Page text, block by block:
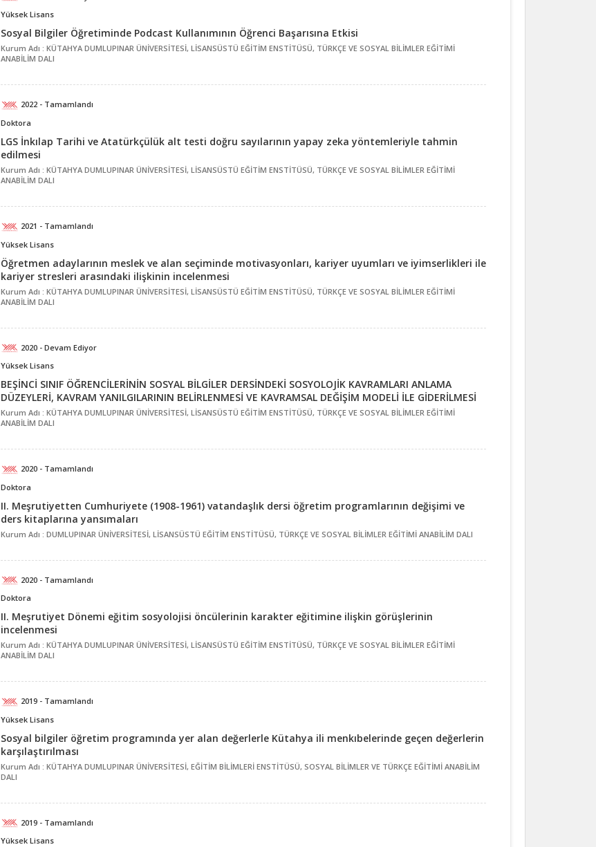
Yüksek Lisans
Sosyal Bilgiler Öğretiminde Podcast Kullanımının Öğrenci Başarısına Etkisi
Kurum Adı : KÜTAHYA DUMLUPINAR ÜNİVERSİTESİ, LİSANSÜSTÜ EĞİTİM ENSTİTÜSÜ, TÜRKÇE VE SOSYAL BİLİMLER EĞİTİMİ
ANABİLİM DALI
2022 - Tamamlandı
Doktora
LGS İnkılap Tarihi ve Atatürkçülük alt testi doğru sayılarının yapay zeka yöntemleriyle tahmin
edilmesi
Kurum Adı : KÜTAHYA DUMLUPINAR ÜNİVERSİTESİ, LİSANSÜSTÜ EĞİTİM ENSTİTÜSÜ, TÜRKÇE VE SOSYAL BİLİMLER EĞİTİMİ
ANABİLİM DALI
2021 - Tamamlandı
Yüksek Lisans
Öğretmen adaylarının meslek ve alan seçiminde motivasyonları, kariyer uyumları ve iyimserlikleri ile
kariyer stresleri arasındaki ilişkinin incelenmesi
Kurum Adı : KÜTAHYA DUMLUPINAR ÜNİVERSİTESİ, LİSANSÜSTÜ EĞİTİM ENSTİTÜSÜ, TÜRKÇE VE SOSYAL BİLİMLER EĞİTİMİ
ANABİLİM DALI
2020 - Devam Ediyor
Yüksek Lisans
BEŞİNCİ SINIF ÖĞRENCİLERİNİN SOSYAL BİLGİLER DERSİNDEKİ SOSYOLOJİK KAVRAMLARI ANLAMA
DÜZEYLERİ, KAVRAM YANILGILARININ BELİRLENMESİ VE KAVRAMSAL DEĞİŞİM MODELİ İLE GİDERİLMESİ
Kurum Adı : KÜTAHYA DUMLUPINAR ÜNİVERSİTESİ, LİSANSÜSTÜ EĞİTİM ENSTİTÜSÜ, TÜRKÇE VE SOSYAL BİLİMLER EĞİTİMİ
ANABİLİM DALI
2020 - Tamamlandı
Doktora
II. Meşrutiyetten Cumhuriyete (1908-1961) vatandaşlık dersi öğretim programlarının değişimi ve
ders kitaplarına yansımaları
Kurum Adı : DUMLUPINAR ÜNİVERSİTESİ, LİSANSÜSTÜ EĞİTİM ENSTİTÜSÜ, TÜRKÇE VE SOSYAL BİLİMLER EĞİTİMİ ANABİLİM DALI
2020 - Tamamlandı
Doktora
II. Meşrutiyet Dönemi eğitim sosyolojisi öncülerinin karakter eğitimine ilişkin görüşlerinin
incelenmesi
Kurum Adı : KÜTAHYA DUMLUPINAR ÜNİVERSİTESİ, LİSANSÜSTÜ EĞİTİM ENSTİTÜSÜ, TÜRKÇE VE SOSYAL BİLİMLER EĞİTİMİ
ANABİLİM DALI
2019 - Tamamlandı
Yüksek Lisans
Sosyal bilgiler öğretim programında yer alan değerlerle Kütahya ili menkıbelerinde geçen değerlerin
karşılaştırılması
Kurum Adı : KÜTAHYA DUMLUPINAR ÜNİVERSİTESİ, EĞİTİM BİLİMLERİ ENSTİTÜSÜ, SOSYAL BİLİMLER VE TÜRKÇE EĞİTİMİ ANABİLİM
DALI
2019 - Tamamlandı
Yüksek Lisans